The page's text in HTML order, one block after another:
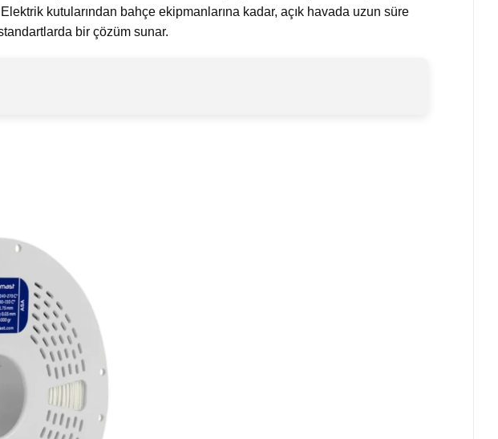
kutularından bahçe ekipmanlarına kadar, açık havada uzun süre
bir çözüm sunar.